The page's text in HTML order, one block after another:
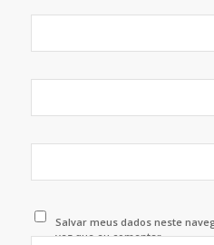
Salvar meus dados neste
vez que eu comentar.